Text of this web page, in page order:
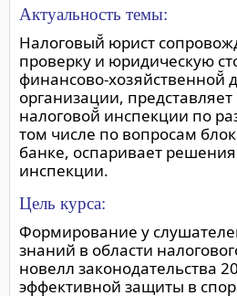
Актуальность темы:
Налоговый̆ юрист
проверку и юридическую
финансово-хозяйственной̆
организации,
налоговой̆ инспекции по
том числе по вопросам
банке, оспаривает
инспекции.
Цель курса:
Формирование у
знаний в области
новелл законодательства
эффективной защиты в